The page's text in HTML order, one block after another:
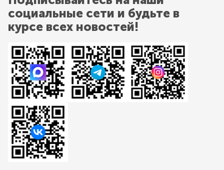
социальные сети и будьте в
курсе всех новостей!